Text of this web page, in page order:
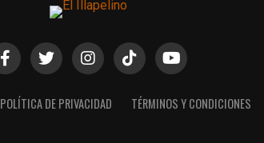
POLÍTICA DE PRIVACIDAD TÉRMINOS Y CONDICIONES